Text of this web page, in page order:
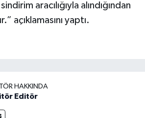
aracılığıyla alındığından
açıklamasını yaptı.
HAKKINDA
Editör